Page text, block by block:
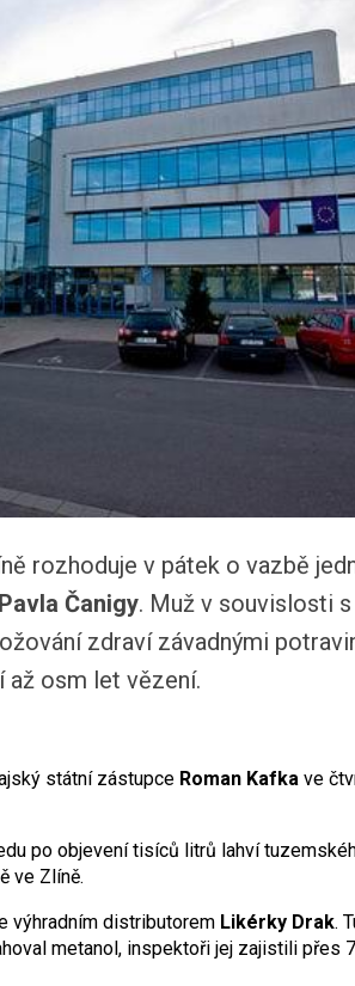
rozhoduje v pátek o vazbě
Pavla Čanigy. Muž v souvislosti
zdraví závadnými
až osm let vězení.
státní zástupce Roman Kafka ve
po objevení tisíců litrů lahví
ve Zlíně.
výhradním distributorem Likérky Drak.
metanol, inspektoři jej zajistili přes